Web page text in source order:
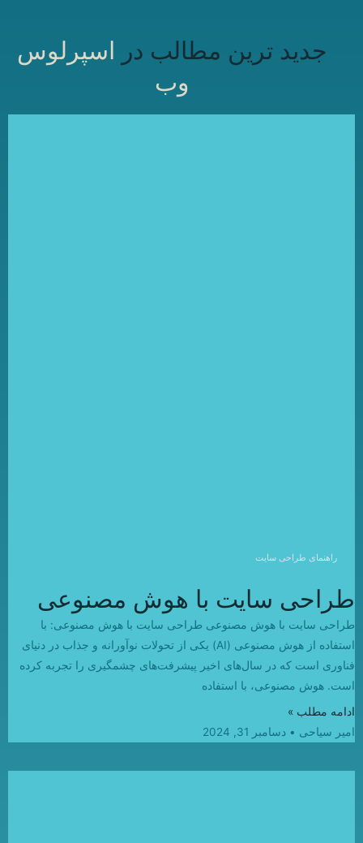
جدید ترین مطالب در
اسپرلوس
وب
راهنمای طراحی سایت
طراحی سایت با هوش مصنوعی
طراحی سایت با هوش مصنوعی طراحی سایت با هوش مصنوعی: با
استفاده از هوش مصنوعی (AI) یکی از تحولات نوآورانه و جذاب در دنیای
فناوری است که در سال‌های اخیر پیشرفت‌های چشمگیری را تجربه کرده
است. هوش مصنوعی، با استفاده
ادامه مطلب »
امیر سیاحی
دسامبر 31, 2024